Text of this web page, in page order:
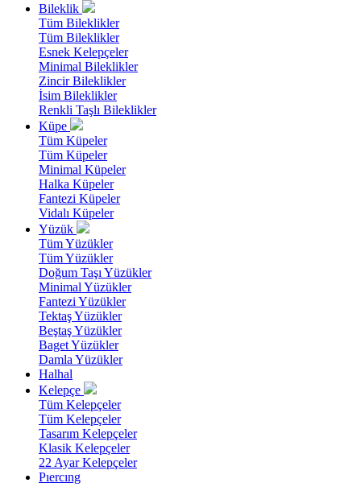
Bileklik
Tüm Bileklikler
Tüm Bileklikler
Esnek Kelepçeler
Minimal Bileklikler
Zincir Bileklikler
İsim Bileklikler
Renkli Taşlı Bileklikler
Küpe
Tüm Küpeler
Tüm Küpeler
Minimal Küpeler
Halka Küpeler
Fantezi Küpeler
Vidalı Küpeler
Yüzük
Tüm Yüzükler
Tüm Yüzükler
Doğum Taşı Yüzükler
Minimal Yüzükler
Fantezi Yüzükler
Tektaş Yüzükler
Beştaş Yüzükler
Baget Yüzükler
Damla Yüzükler
Halhal
Kelepçe
Tüm Kelepçeler
Tüm Kelepçeler
Tasarım Kelepçeler
Klasik Kelepçeler
22 Ayar Kelepçeler
Pıercıng